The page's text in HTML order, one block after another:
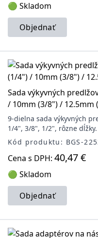
🟢 Skladom
Objednať
Sada výkyvných
/ 10mm (3/8") / 12.5mm
9-dielna sada výkyvných
1/4", 3/8", 1/2", rôzne dĺžky.
Kód produktu: BGS-
Cena s DPH: 40,47 €
🟢 Skladom
Objednať